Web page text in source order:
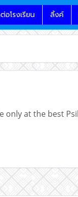
อโรงเรียน ลิ้งค์
at the best